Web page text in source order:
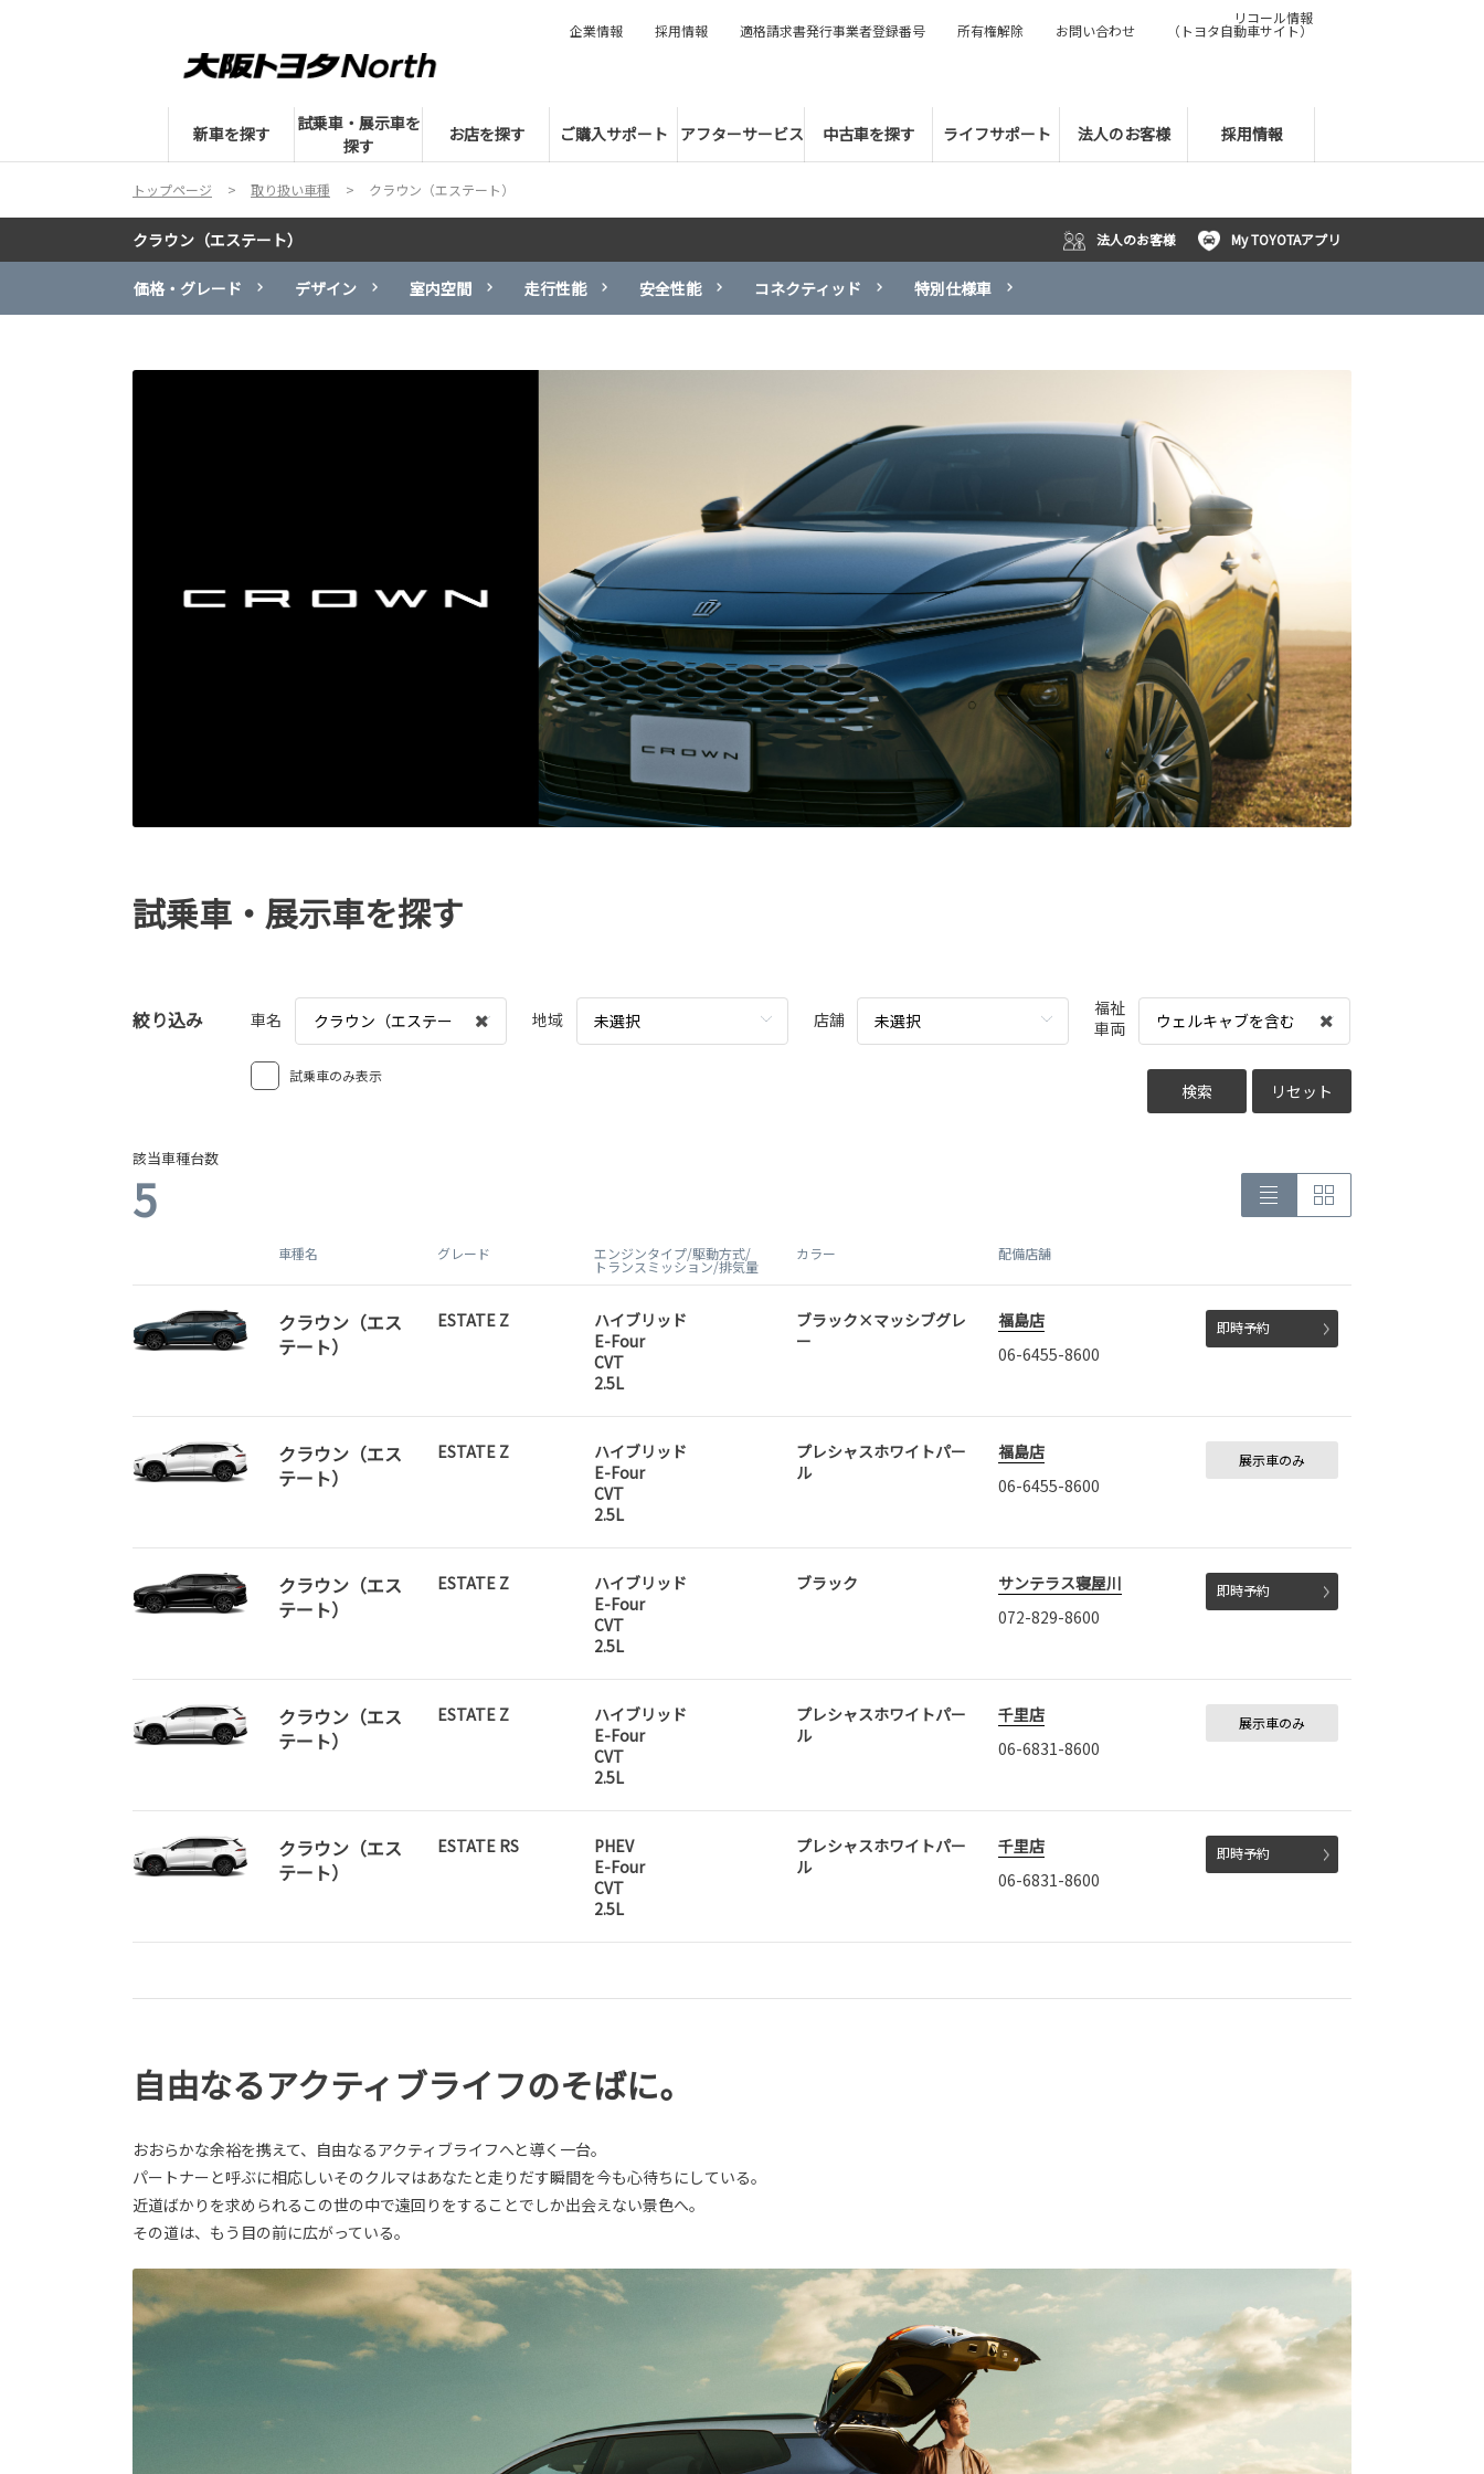
新車を探す
試乗車・展示車を
探す
お店を探す ご購入サポート アフターサービス 中古車を探す ライフサポート 法人のお客様 採用情報
企業情報 採用情報 適格請求書発行事業者登録番号 所有権解除 お問い合わせ
リコール情報
（トヨタ自動車サイト）
トップページ 取り扱い車種 クラウン（エステート）
クラウン（エステート） 法人のお客様 My TOYOTAアプリ
価格・グレード デザイン 室内空間 走行性能 安全性能 コネクティッド 特別仕様車
試乗車・展示車を探す
絞り込み 車名
クラウン（エステー
地域 未選択 店舗 未選択
福祉
車両
ウェルキャブを含む
試乗車のみ表示
検索 リセット
該当車種台数
5
車種名 グレード エンジンタイプ/駆動方式/
トランスミッション/排気量
カラー 配備店舗
クラウン（エス
テート）
ESTATE Z
ハイブリッド
E-Four
CVT
2.5L
ブラック×マッシブグレ
ー
福島店
06-6455-8600
即時予約
クラウン（エス
テート）
ESTATE Z
ハイブリッド
E-Four
CVT
2.5L
プレシャスホワイトパー
ル
福島店
06-6455-8600
展示車のみ
クラウン（エス
テート）
ESTATE Z
ハイブリッド
E-Four
CVT
2.5L
ブラック
サンテラス寝屋川
072-829-8600
即時予約
クラウン（エス
テート）
ESTATE Z
ハイブリッド
E-Four
CVT
2.5L
プレシャスホワイトパー
ル
千里店
06-6831-8600
展示車のみ
クラウン（エス
テート）
ESTATE RS
PHEV
E-Four
CVT
2.5L
プレシャスホワイトパー
ル
千里店
06-6831-8600
即時予約
自由なるアクティブライフのそばに。
おおらかな余裕を携えて、自由なるアクティブライフへと導く一台。
パートナーと呼ぶに相応しいそのクルマはあなたと走りだす瞬間を今も心待ちにしている。
近道ばかりを求められるこの世の中で遠回りをすることでしか出会えない景色へ。
その道は、もう目の前に広がっている。